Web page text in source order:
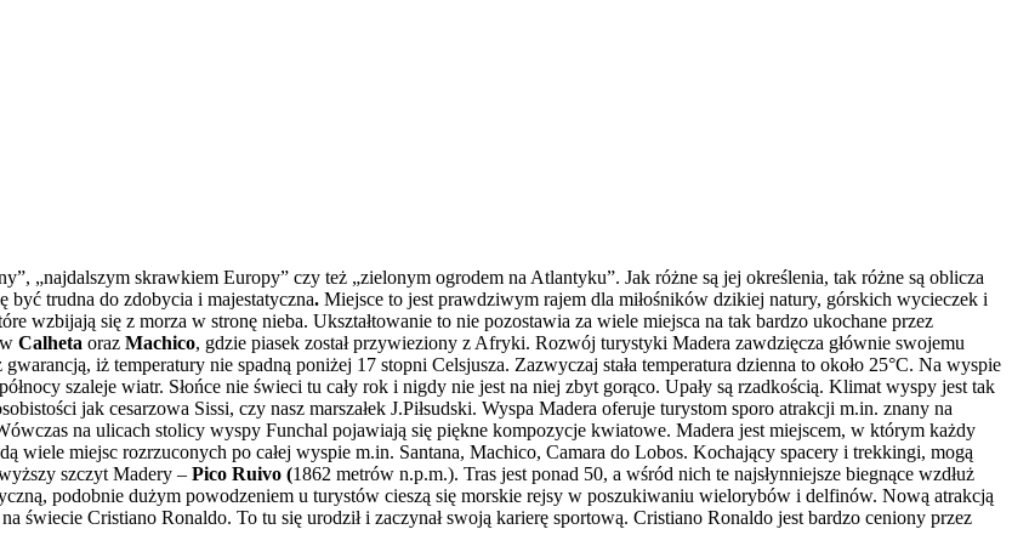
„najdalszym skrawkiem Europy” czy też „zielonym ogrodem na Atlantyku”. Jak różne są jej określenia, tak różne są oblicza
trudna do zdobycia i majestatyczna. Miejsce to jest prawdziwym rajem dla miłośników dzikiej natury, górskich wycieczek i
się z morza w stronę nieba. Ukształtowanie to nie pozostawia za wiele miejsca na tak bardzo ukochane przez
Calheta oraz Machico, gdzie piasek został przywieziony z Afryki. Rozwój turystyki Madera zawdzięcza głównie swojemu
iż temperatury nie spadną poniżej 17 stopni Celsjusza. Zazwyczaj stała temperatura dzienna to około 25°C. Na wyspie
szaleje wiatr. Słońce nie świeci tu cały rok i nigdy nie jest na niej zbyt gorąco. Upały są rzadkością. Klimat wyspy jest tak
jak cesarzowa Sissi, czy nasz marszałek J.Piłsudski. Wyspa Madera oferuje turystom sporo atrakcji m.in. znany na
na ulicach stolicy wyspy Funchal pojawiają się piękne kompozycje kwiatowe. Madera jest miejscem, w którym każdy
wiele miejsc rozrzuconych po całej wyspie m.in. Santana, Machico, Camara do Lobos. Kochający spacery i trekkingi, mogą
szczyt Madery – Pico Ruivo (1862 metrów n.p.m.). Tras jest ponad 50, a wśród nich te najsłynniejsze biegnące wzdłuż
podobnie dużym powodzeniem u turystów cieszą się morskie rejsy w poszukiwaniu wielorybów i delfinów. Nową atrakcją
świecie Cristiano Ronaldo. To tu się urodził i zaczynał swoją karierę sportową. Cristiano Ronaldo jest bardzo ceniony przez